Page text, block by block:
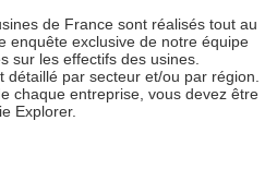
de France sont réalisés tout au
enquête exclusive de notre équipe
sur les effectifs des usines.
par secteur et/ou par région.
chaque entreprise, vous devez être
Explorer.